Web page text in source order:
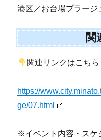
港区／お台場プラージ
関
関連リンクはこちら
https://
ge/07.html
※イベント内容・スケ